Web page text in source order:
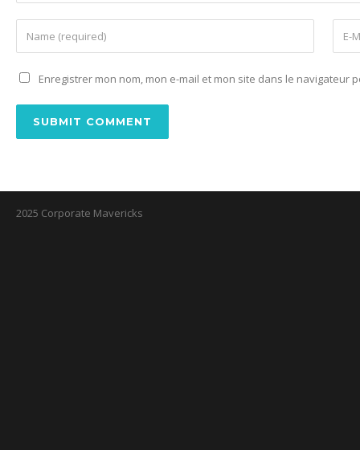
Enregistrer mon nom, mon e-mail et mon site dans le navigateur
2025 Corporate Mavericks